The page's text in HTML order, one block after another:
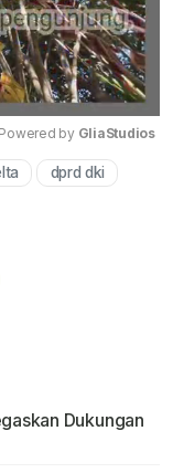
Mute
Powered by GliaStudios
dprd dki
Dukungan